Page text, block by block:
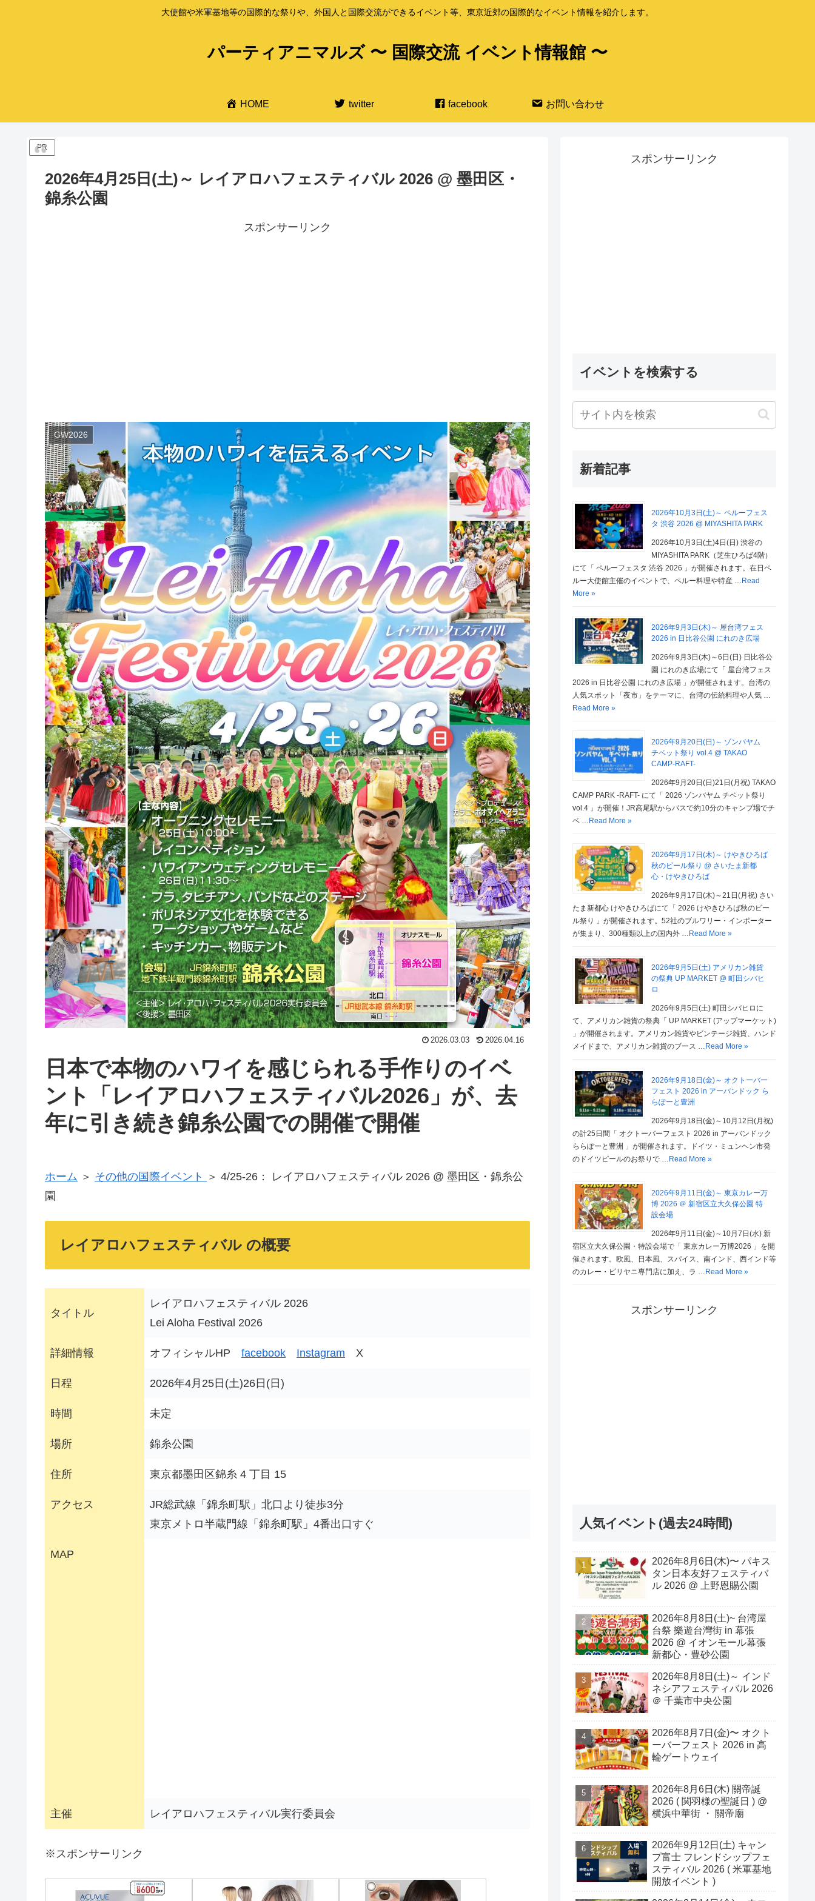
大使館や米軍基地等の国際的な祭りや、外国人と国際交流ができるイベント等、東京近郊の国際的なイベント情報を紹介します。
パーティアニマルズ 〜 国際交流 イベント情報館 〜
HOME twitter facebook お問い合わせ
PR
2026年4月25日(土)～ レイアロハフェスティバル 2026 @ 墨田区・
錦糸公園
スポンサーリンク
GW2026
2026.03.03 2026.04.16
日本で本物のハワイを感じられる手作りのイベ
ント「レイアロハフェスティバル2026」が、去
年に引き続き錦糸公園での開催で開催
ホーム ＞ その他の国際イベント
＞ 4/25-26： レイアロハフェスティバル 2026 @ 墨田区・錦糸公
園
レイアロハフェスティバル の概要
タイトル
レイアロハフェスティバル 2026
Lei Aloha Festival 2026
詳細情報 オフィシャルHP facebook Instagram X
日程 2026年4月25日(土)26日(日)
時間 未定
場所 錦糸公園
住所 東京都墨田区錦糸 4 丁目 15
アクセス
JR総武線「錦糸町駅」北口より徒歩3分
東京メトロ半蔵門線「錦糸町駅」4番出口すぐ
MAP
主催 レイアロハフェスティバル実行委員会
※スポンサーリンク
スポンサーリンク
イベントを検索する
新着記事
2026年10月3日(土)～ ペルーフェス
タ 渋谷 2026 @ MIYASHITA PARK
2026年10月3日(土)4日(日) 渋谷の
MIYASHITA PARK（芝生ひろば4階）
にて「 ペルーフェスタ 渋谷 2026 」が開催されます。在日ペ
ルー大使館主催のイベントで、ペルー料理や特産 … Read
More »
2026年9月3日(木)～ 屋台湾フェス
2026 in 日比谷公園 にれのき広場
2026年9月3日(木)～6日(日) 日比谷公
園 にれのき広場にて「 屋台湾フェス
2026 in 日比谷公園 にれのき広場 」が開催されます。台湾の
人気スポット「夜市」をテーマに、台湾の伝統料理や人気 …
Read More »
2026年9月20日(日)～ ゾンバヤム
チベット祭り vol.4 @ TAKAO
CAMP-RAFT-
2026年9月20日(日)21日(月祝) TAKAO
CAMP PARK -RAFT- にて「 2026 ゾンバヤム チベット祭り
vol.4 」が開催！JR高尾駅からバスで約10分のキャンプ場でチ
ベ … Read More »
2026年9月17日(木)～ けやきひろば
秋のビール祭り @ さいたま新都
心・けやきひろば
2026年9月17日(木)～21日(月祝) さい
たま新都心 けやきひろばにて「 2026 けやきひろば秋のビー
ル祭り 」が開催されます。52社のブルワリー・インポーター
が集まり、300種類以上の国内外 … Read More »
2026年9月5日(土) アメリカン雑貨
の祭典 UP MARKET @ 町田シバヒ
ロ
2026年9月5日(土) 町田シバヒロに
て、アメリカン雑貨の祭典「 UP MARKET (アップマーケット)
」が開催されます。アメリカン雑貨やビンテージ雑貨、ハンド
メイドまで、アメリカン雑貨のブース … Read More »
2026年9月18日(金)～ オクトーバー
フェスト 2026 in アーバンドック ら
らぽーと豊洲
2026年9月18日(金)～10月12日(月祝)
の計25日間「 オクトーバーフェスト 2026 in アーバンドック
ららぽーと豊洲 」が開催されます。ドイツ・ミュンヘン市発
のドイツビールのお祭りで … Read More »
2026年9月11日(金)～ 東京カレー万
博 2026 ＠ 新宿区立大久保公園 特
設会場
2026年9月11日(金)～10月7日(水) 新
宿区立大久保公園・特設会場で「 東京カレー万博2026 」を開
催されます。欧風、日本風、スパイス、南インド、西インド等
のカレー・ビリヤニ専門店に加え、ラ … Read More »
スポンサーリンク
人気イベント(過去24時間)
2026年8月6日(木)〜 パキス
タン日本友好フェスティバ
ル 2026 @ 上野恩賜公園
2026年8月8日(土)~ 台湾屋
台祭 樂遊台灣街 in 幕張
2026 @ イオンモール幕張
新都心・豊砂公園
2026年8月8日(土)～ インド
ネシアフェスティバル 2026
＠ 千葉市中央公園
2026年8月7日(金)〜 オクト
ーバーフェスト 2026 in 高
輪ゲートウェイ
2026年8月6日(木) 關帝誕
2026 ( 関羽様の聖誕日 ) @
横浜中華街 ・ 關帝廟
2026年9月12日(土) キャン
プ富士 フレンドシップフェ
スティバル 2026 ( 米軍基地
開放イベント )